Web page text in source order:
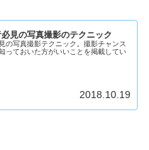
見の写真撮影のテクニック
の写真撮影テクニック。撮影チャンス
っておいた方がいいことを掲載してい
2018.10.19